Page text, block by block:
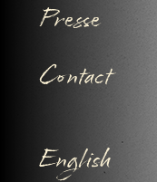
Presse
Contact
English